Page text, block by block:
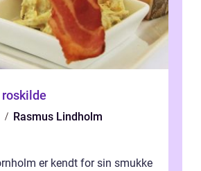
roskilde
Rasmus Lindholm
er kendt for sin smukke